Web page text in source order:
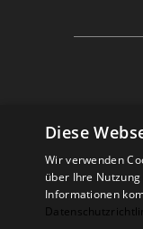
Diese
Wir verwenden
über Ihre
Informationen